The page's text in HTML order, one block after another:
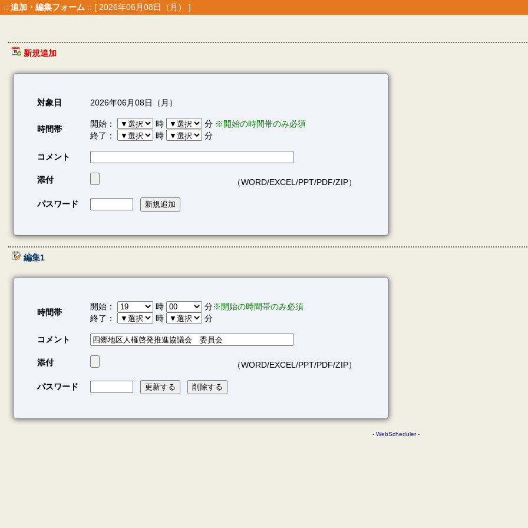
:: 追加・編集フォーム :: [ 2026年06月08日（月） ]
新規追加
対象日 2026年06月08日（月）
時間帯
開始： 時 分 ※開始の時間帯のみ必須
終了：
時 分
コメント
添付 （WORD/EXCEL/PPT/PDF/ZIP）
パスワード
編集1
時間帯
開始： 時 分※開始の時間帯のみ必須
終了：
時 分
コメント
添付 （WORD/EXCEL/PPT/PDF/ZIP）
パスワード
- WebScheduler-